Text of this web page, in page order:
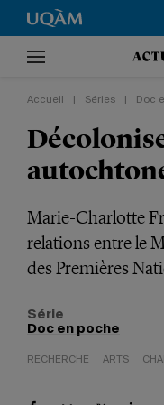
Accueil Séries Doc
Marie-Charlotte
relations entre le
des Premières
Série
Doc en poche
RECHERCHE ARTS